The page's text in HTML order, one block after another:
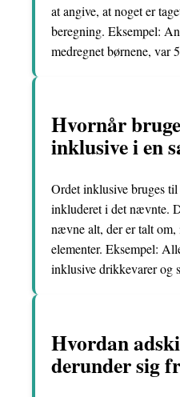
at angive, at noget er
beregning. Eksempel:
medregnet børnene, var
Hvornår
inklusive i en
Ordet inklusive bruges
inkluderet i det nævnte.
nævne alt, der er talt
elementer. Eksempel:
inklusive drikkevarer og
Hvordan
derunder sig